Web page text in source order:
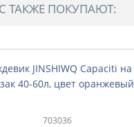
ТАКЖЕ ПОКУПАЮТ:
JINSHIWQ Capaciti на
40-60л, цвет оранжевый
703036